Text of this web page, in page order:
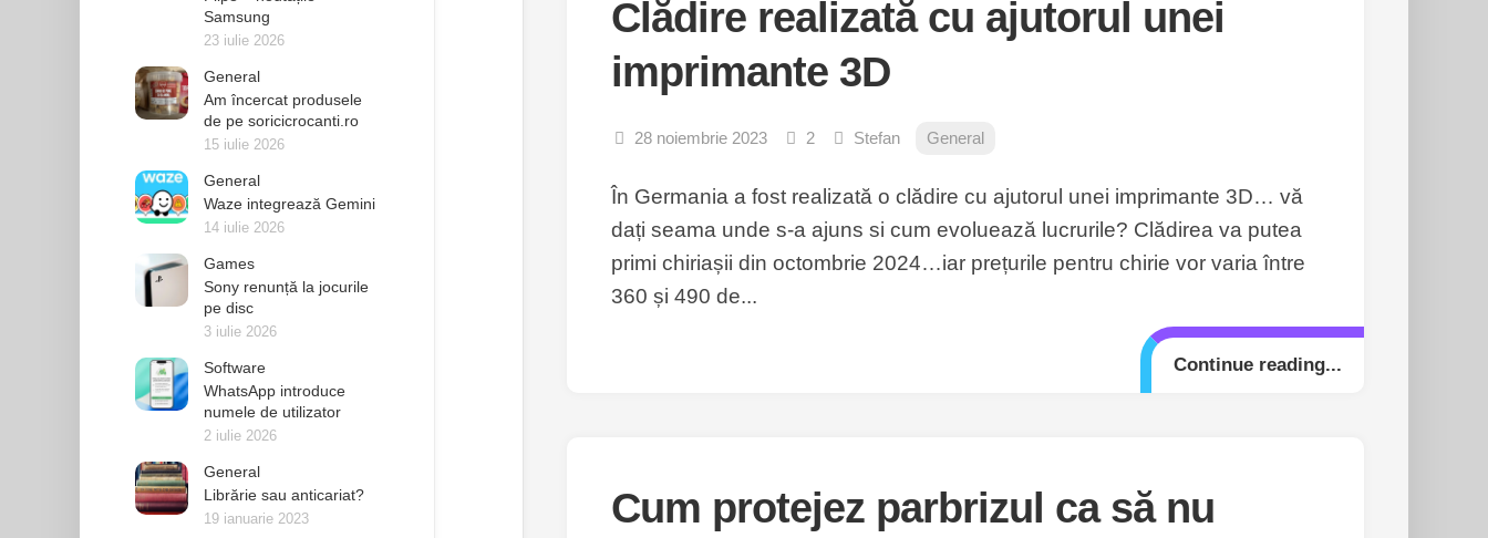
Samsung
23 iulie 2026
General
Am încercat produsele
de pe soricicrocanti.ro
15 iulie 2026
General
Waze integrează Gemini
14 iulie 2026
Games
Sony renunță la jocurile
pe disc
3 iulie 2026
Software
WhatsApp introduce
numele de utilizator
2 iulie 2026
General
Librărie sau anticariat?
19 ianuarie 2023
Clădire realizată cu ajutorul unei
imprimante 3D
28 noiembrie 2023 2 Stefan General
În Germania a fost realizată o clădire cu ajutorul unei imprimante 3D… vă
dați seama unde s-a ajuns si cum evoluează lucrurile? Clădirea va putea
primi chiriașii din octombrie 2024…iar prețurile pentru chirie vor varia între
360 și 490 de...
Continue reading...
Cum protejez parbrizul ca să nu